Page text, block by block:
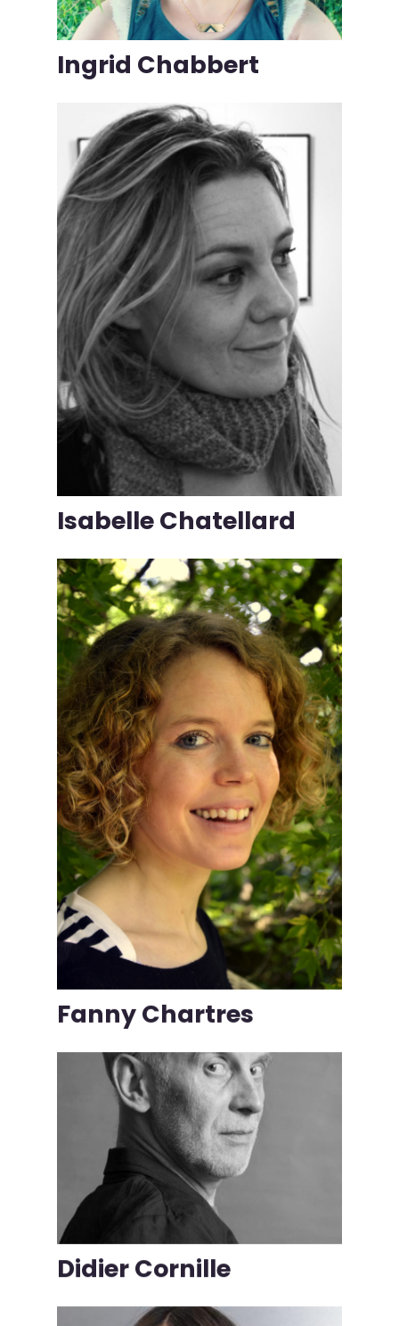
Ingrid Chabbert
Isabelle Chatellard
Fanny Chartres
Didier Cornille